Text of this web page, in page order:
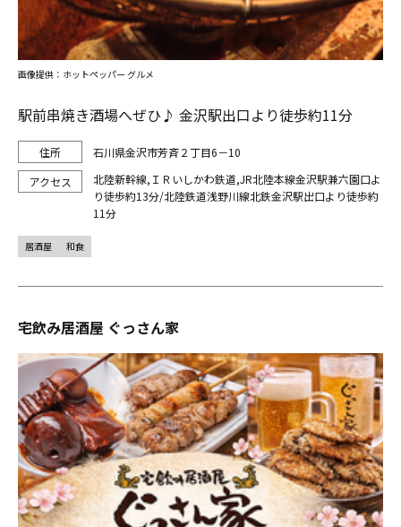
駅前串焼き酒場へぜひ♪ 金沢駅出口より徒歩約11分
石川県金沢市芳斉２丁目6－10
北陸新幹線,ＩＲいしかわ鉄道,JR北陸本線金沢駅兼六園口よ
り徒歩約13分/北陸鉄道浅野川線北鉄金沢駅出口より徒歩約
11分
画像提供：ホットペッパー グルメ
居酒屋 和食
宅飲み居酒屋 ぐっさん家